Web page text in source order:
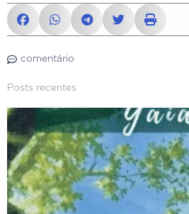
comentário
Posts recentes